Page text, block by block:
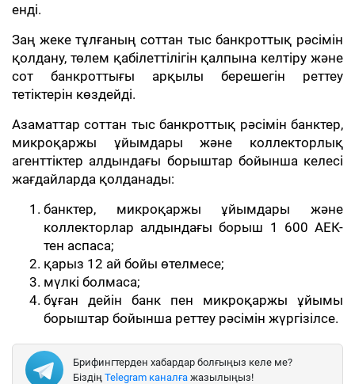
енді.
Заң жеке тұлғаның соттан тыс банкроттық рәсімін
қолдану, төлем қабілеттілігін қалпына келтіру және
сот банкроттығы арқылы берешегін реттеу
тетіктерін көздейді.
Азаматтар соттан тыс банкроттық рәсімін банктер,
микроқаржы ұйымдары және коллекторлық
агенттіктер алдындағы борыштар бойынша келесі
жағдайларда қолданады:
банктер, микроқаржы ұйымдары және
коллекторлар алдындағы борыш 1 600 АЕК-
тен аспаса;
қарыз 12 ай бойы өтелмесе;
мүлкі болмаса;
бұған дейін банк пен микроқаржы ұйымы
борыштар бойынша реттеу рәсімін жүргізілсе.
Брифингтерден хабардар болғыңыз келе ме?
Біздің Telegram каналға жазылыңыз!